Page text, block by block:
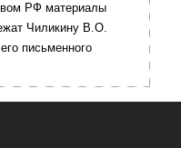
РФ материалы
Чиликину В.О.
письменного